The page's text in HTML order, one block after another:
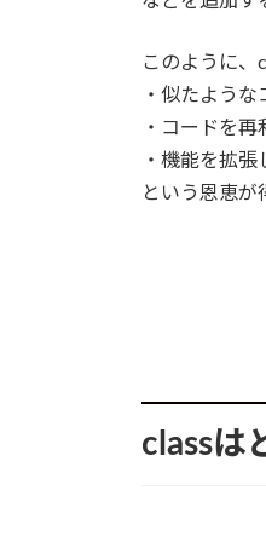
このように、
・似たよう
・コードを
・機能を拡張
という恩恵が
classは